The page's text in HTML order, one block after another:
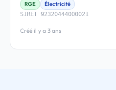
RGE
Électricité
SIRET 92320444000021
Créé il y a 3 ans